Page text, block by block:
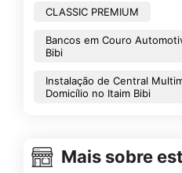
CLASSIC PREMIUM
Bancos em Couro
Bibi
Instalação de Central
Domicílio no Itaim Bibi
Mais sobre